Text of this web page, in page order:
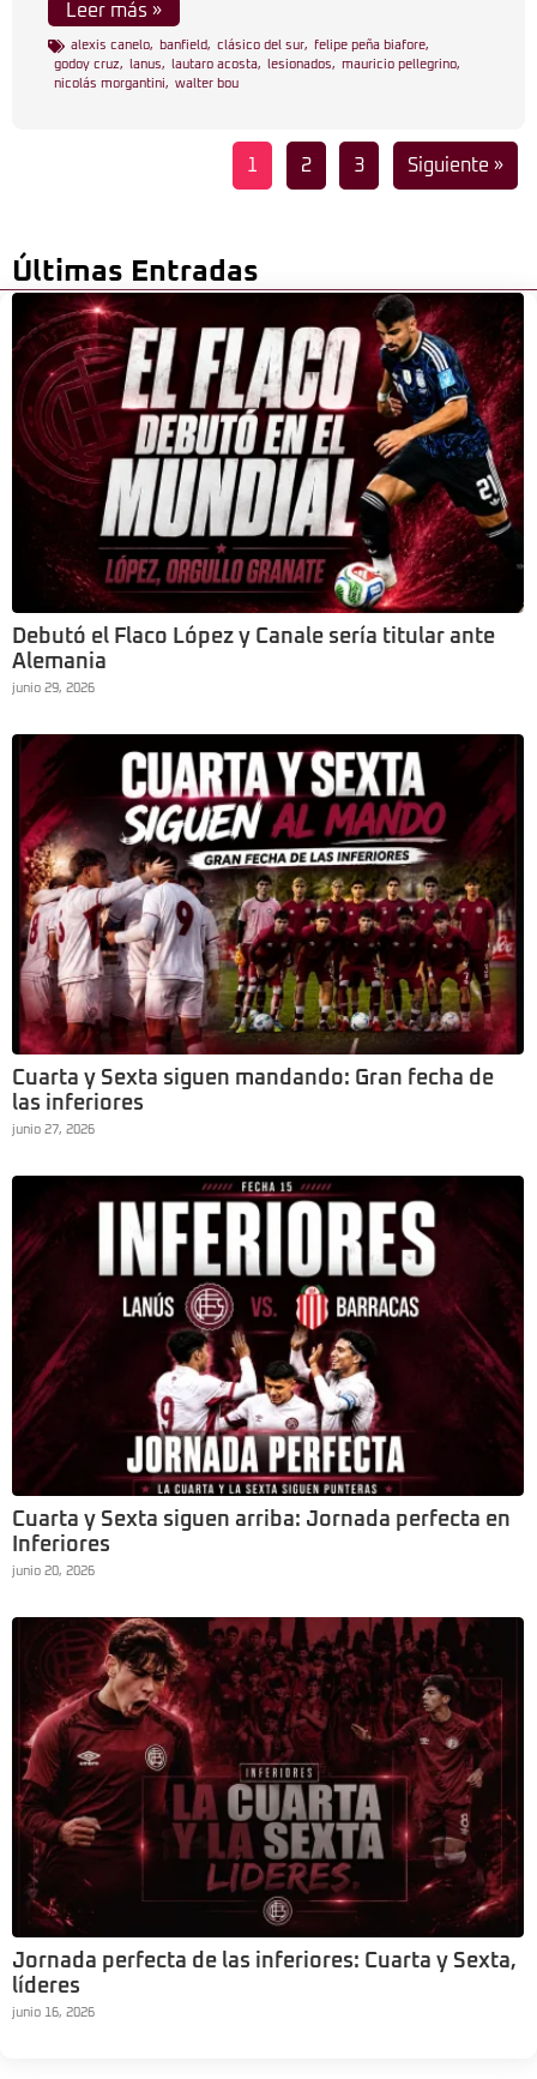
Leer más »
alexis canelo, banfield, clásico del sur, felipe peña biafore,
godoy cruz, lanus, lautaro acosta, lesionados, mauricio pellegrino,
nicolás morgantini, walter bou
1 2 3 Siguiente »
Últimas Entradas
Debutó el Flaco López y Canale sería titular ante
Alemania
junio 29, 2026
Cuarta y Sexta siguen mandando: Gran fecha de
las inferiores
junio 27, 2026
Cuarta y Sexta siguen arriba: Jornada perfecta en
Inferiores
junio 20, 2026
Jornada perfecta de las inferiores: Cuarta y Sexta,
líderes
junio 16, 2026